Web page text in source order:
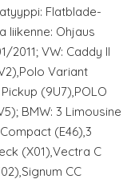
Flatblade-
liikenne: Ohjaus
2011; VW: Caddy II
Variant
(9U7),POLO
BMW: 3 Limousine
(E46),3
(X01),Vectra C
CC